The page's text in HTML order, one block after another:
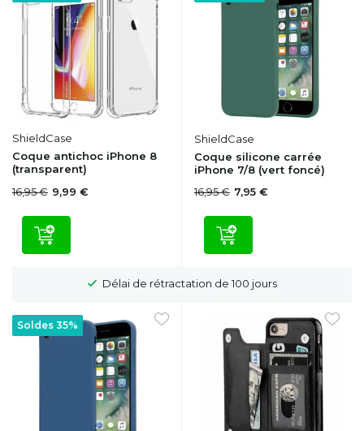
ShieldCase
Coque antichoc iPhone 8
(transparent)
16,95 € 9,99 €
ShieldCase
Coque silicone carrée
iPhone 7/8 (vert foncé)
16,95 € 7,95 €
Délai de rétractation de 100 jours
Soldes 35%